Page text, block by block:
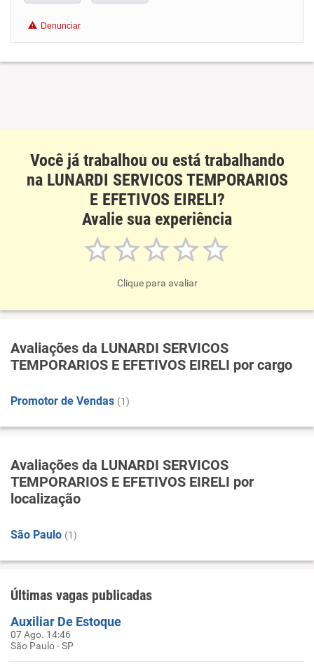
Benefícios
Denunciar
Você já trabalhou ou está trabalhando
na LUNARDI SERVICOS TEMPORARIOS
E EFETIVOS EIRELI?
Avalie sua experiência
Clique para avaliar
Avaliações da LUNARDI SERVICOS
TEMPORARIOS E EFETIVOS EIRELI por cargo
Promotor de Vendas (1)
Avaliações da LUNARDI SERVICOS
TEMPORARIOS E EFETIVOS EIRELI por
localização
São Paulo (1)
Últimas vagas publicadas
Auxiliar De Estoque
07 Ago. 14:46
São Paulo - SP